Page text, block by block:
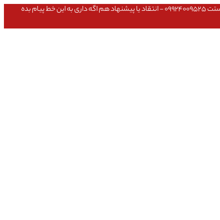
عشق داداش قیمتای سایت به روزه،خرید عمده داشتی یا مشکلی تو خرید از سایت ۰۹۱۰۹۸۰۸۵۶۵- مشکلی بعد از خریدت داشتی ۰۹۱۹۱۴۹۳۵۴۶ - پیگیری ارسال بستت ۰۹۹۲۴۰۰۹۵۲۵ - انتقاد یا پیشنهاد هم اگه داری به این خط پیام بده